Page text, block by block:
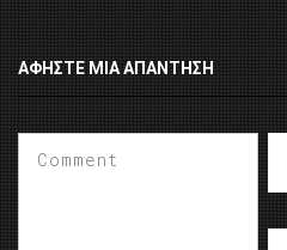
ΑΦΉΣΤΕ ΜΙΑ ΑΠΆΝΤΗΣΗ